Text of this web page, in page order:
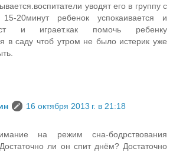
уводят его в группу с
15-20минут ребенок успокаивается и
и играет.как помочь ребенку
в саду чтоб утром не было истерик уже
16 октября 2013 г. в 21:18
на режим сна-бодрствования
ли он спит днём? Достаточно